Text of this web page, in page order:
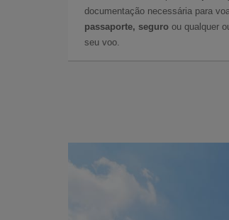
documentação necessária para
passaporte, seguro ou qualquer
seu voo.